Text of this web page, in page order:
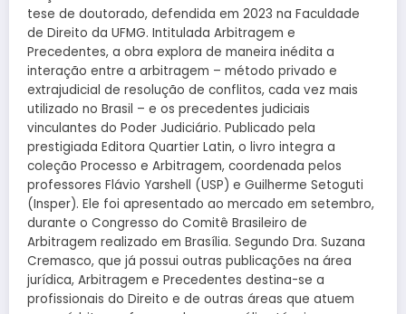
tese de doutorado, defendida em 2023 na Faculdade
de Direito da UFMG. Intitulada Arbitragem e
Precedentes, a obra explora de maneira inédita a
interação entre a arbitragem – método privado e
extrajudicial de resolução de conflitos, cada vez mais
utilizado no Brasil – e os precedentes judiciais
vinculantes do Poder Judiciário. Publicado pela
prestigiada Editora Quartier Latin, o livro integra a
coleção Processo e Arbitragem, coordenada pelos
professores Flávio Yarshell (USP) e Guilherme Setoguti
(Insper). Ele foi apresentado ao mercado em setembro,
durante o Congresso do Comitê Brasileiro de
Arbitragem realizado em Brasília. Segundo Dra. Suzana
Cremasco, que já possui outras publicações na área
jurídica, Arbitragem e Precedentes destina-se a
profissionais do Direito e de outras áreas que atuem